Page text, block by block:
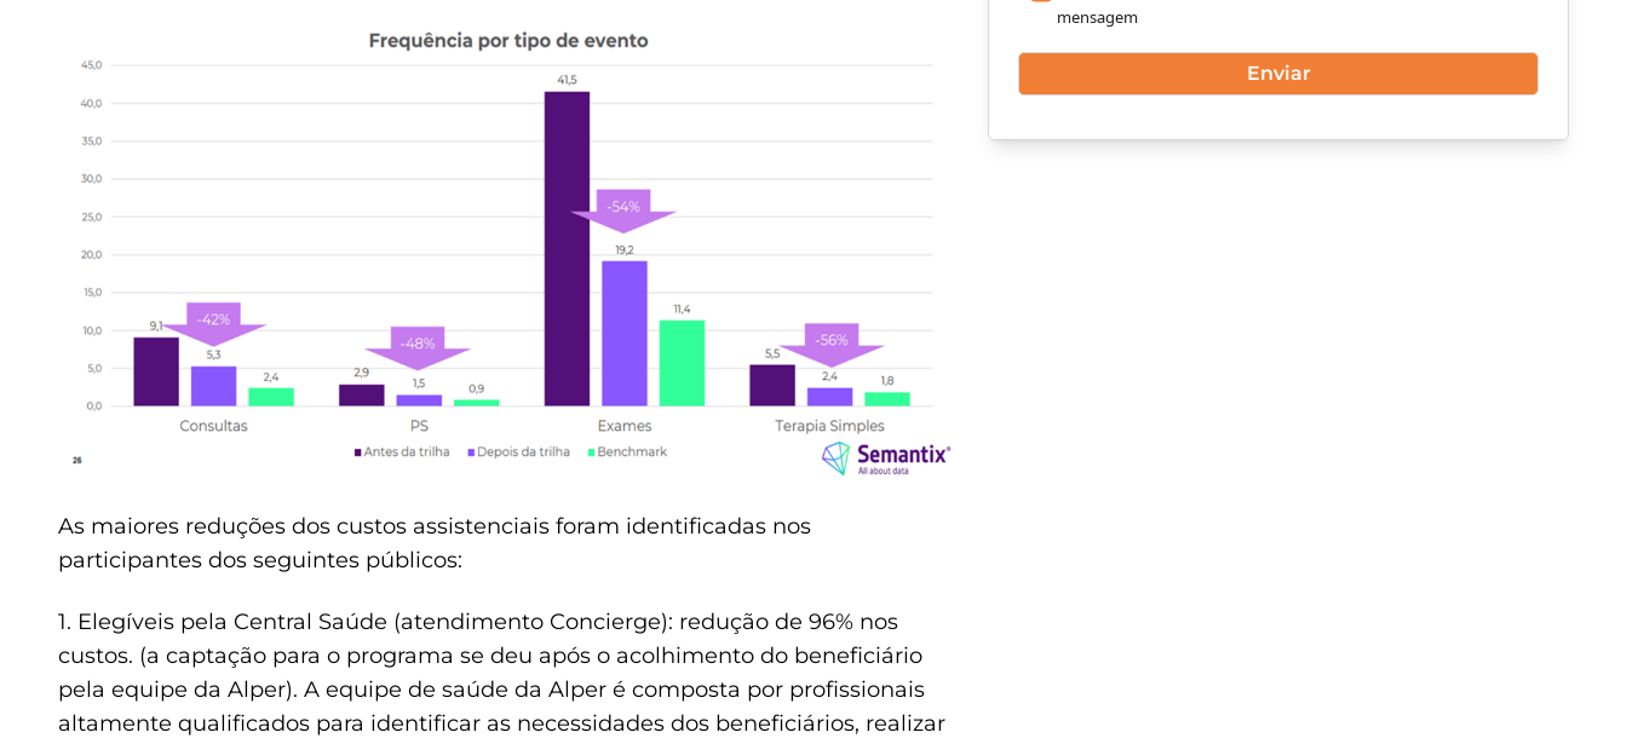
As maiores reduções dos custos assistenciais foram identificadas nos
participantes dos seguintes públicos:
1. Elegíveis pela Central Saúde (atendimento Concierge): redução de 96% nos
custos. (a captação para o programa se deu após o acolhimento do beneficiário
pela equipe da Alper). A equipe de saúde da Alper é composta por profissionais
altamente qualificados para identificar as necessidades dos beneficiários, realizar
mensagem